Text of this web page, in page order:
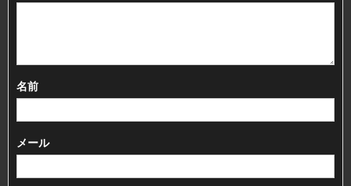
名前
メール